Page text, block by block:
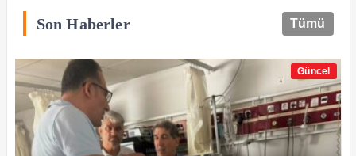
Son Haberler Tümü
Güncel